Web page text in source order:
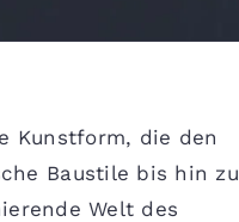
Kunstform, die den
Baustile bis hin zu
Welt des